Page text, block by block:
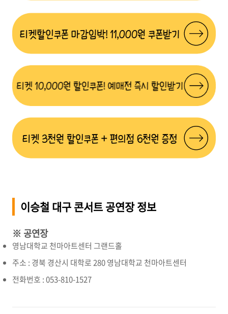
이승철 대구 콘서트 공연장 정보
※ 공연장
영남대학교 천마아트센터 그랜드홀
주소 : 경북 경산시 대학로 280 영남대학교 천마아트센터
전화번호 : 053-810-1527